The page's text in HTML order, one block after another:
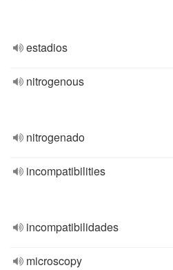
estadios
nitrogenous
nitrogenado
incompatibilities
incompatibilidades
microscopy